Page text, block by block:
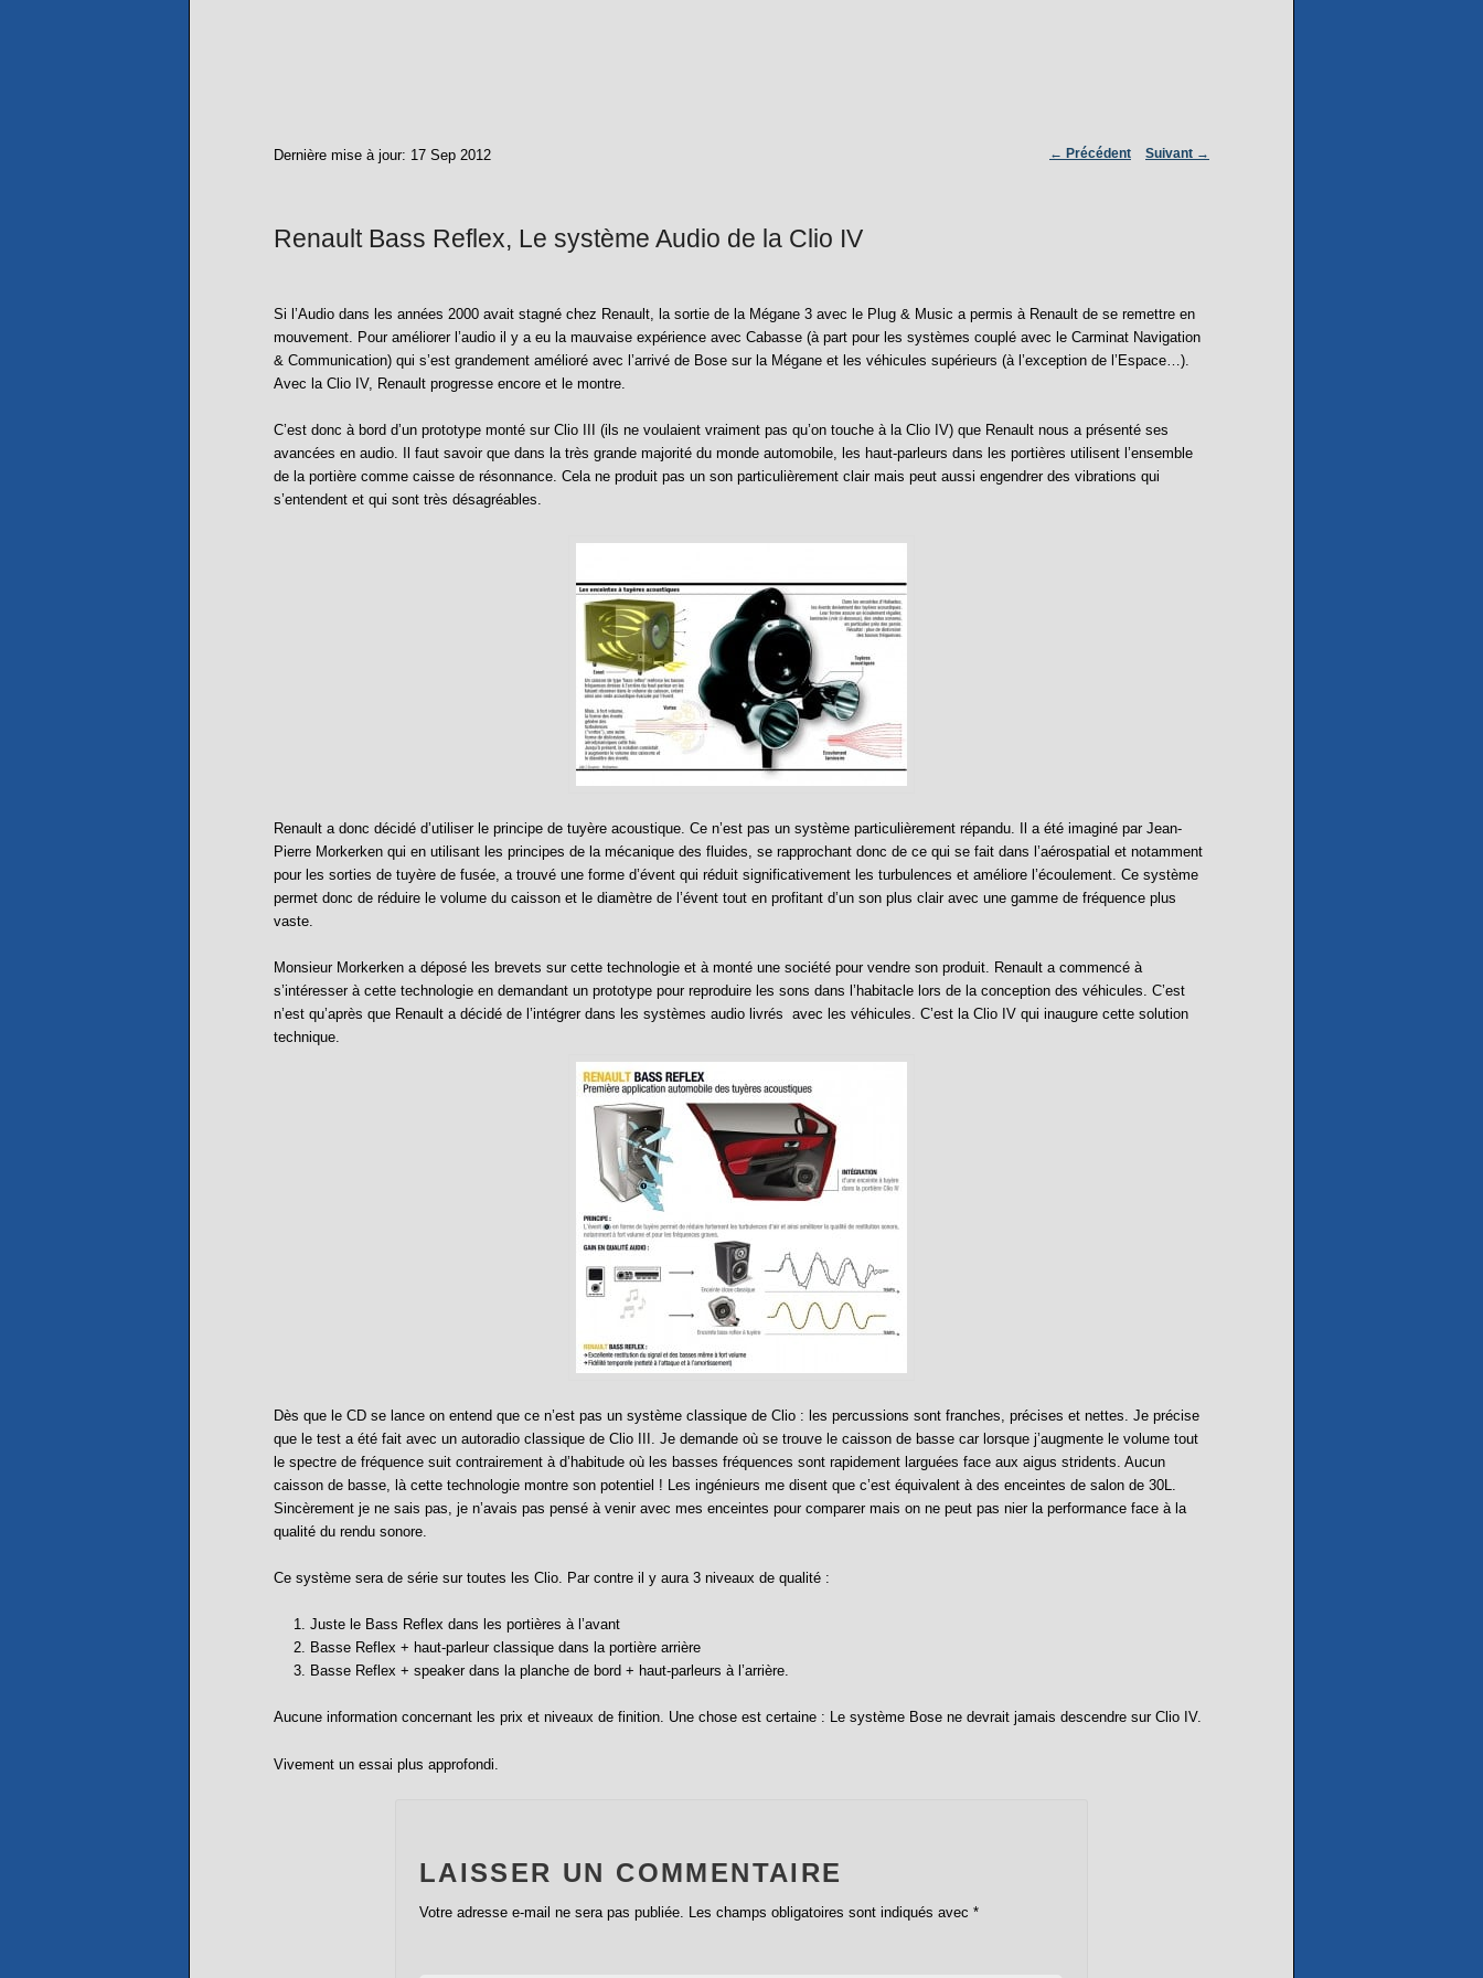
← Précédent Suivant →
Dernière mise à jour: 17 Sep 2012
Renault Bass Reflex, Le système Audio de la Clio IV
Si l’Audio dans les années 2000 avait stagné chez Renault, la sortie de la Mégane 3 avec le Plug & Music a permis à Renault de se remettre en
mouvement. Pour améliorer l’audio il y a eu la mauvaise expérience avec Cabasse (à part pour les systèmes couplé avec le Carminat Navigation
& Communication) qui s’est grandement amélioré avec l’arrivé de Bose sur la Mégane et les véhicules supérieurs (à l’exception de l’Espace…).
Avec la Clio IV, Renault progresse encore et le montre.
C’est donc à bord d’un prototype monté sur Clio III (ils ne voulaient vraiment pas qu’on touche à la Clio IV) que Renault nous a présenté ses
avancées en audio. Il faut savoir que dans la très grande majorité du monde automobile, les haut-parleurs dans les portières utilisent l’ensemble
de la portière comme caisse de résonnance. Cela ne produit pas un son particulièrement clair mais peut aussi engendrer des vibrations qui
s’entendent et qui sont très désagréables.
Renault a donc décidé d’utiliser le principe de tuyère acoustique. Ce n’est pas un système particulièrement répandu. Il a été imaginé par Jean-
Pierre Morkerken qui en utilisant les principes de la mécanique des fluides, se rapprochant donc de ce qui se fait dans l’aérospatial et notamment
pour les sorties de tuyère de fusée, a trouvé une forme d’évent qui réduit significativement les turbulences et améliore l’écoulement. Ce système
permet donc de réduire le volume du caisson et le diamètre de l’évent tout en profitant d’un son plus clair avec une gamme de fréquence plus
vaste.
Monsieur Morkerken a déposé les brevets sur cette technologie et à monté une société pour vendre son produit. Renault a commencé à
s’intéresser à cette technologie en demandant un prototype pour reproduire les sons dans l’habitacle lors de la conception des véhicules. C’est
n’est qu’après que Renault a décidé de l’intégrer dans les systèmes audio livrés avec les véhicules. C’est la Clio IV qui inaugure cette solution
technique.
Dès que le CD se lance on entend que ce n’est pas un système classique de Clio : les percussions sont franches, précises et nettes. Je précise
que le test a été fait avec un autoradio classique de Clio III. Je demande où se trouve le caisson de basse car lorsque j’augmente le volume tout
le spectre de fréquence suit contrairement à d’habitude où les basses fréquences sont rapidement larguées face aux aigus stridents. Aucun
caisson de basse, là cette technologie montre son potentiel ! Les ingénieurs me disent que c’est équivalent à des enceintes de salon de 30L.
Sincèrement je ne sais pas, je n’avais pas pensé à venir avec mes enceintes pour comparer mais on ne peut pas nier la performance face à la
qualité du rendu sonore.
Ce système sera de série sur toutes les Clio. Par contre il y aura 3 niveaux de qualité :
Juste le Bass Reflex dans les portières à l’avant
Basse Reflex + haut-parleur classique dans la portière arrière
Basse Reflex + speaker dans la planche de bord + haut-parleurs à l’arrière.
Aucune information concernant les prix et niveaux de finition. Une chose est certaine : Le système Bose ne devrait jamais descendre sur Clio IV.
Vivement un essai plus approfondi.
LAISSER UN COMMENTAIRE
Votre adresse e-mail ne sera pas publiée. Les champs obligatoires sont indiqués avec *